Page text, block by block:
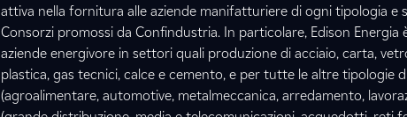
attiva nella fornitura alle aziende manifatturiere di ogni tipologia
Consorzi promossi da Confindustria. In particolare, Edison
aziende energivore in settori quali produzione di acciaio, carta,
plastica, gas tecnici, calce e cemento, e per tutte le altre tipologie
(agroalimentare, automotive, metalmeccanica, arredamento,